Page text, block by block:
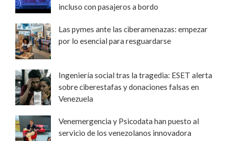
incluso con pasajeros a bordo
Las pymes ante las ciberamenazas: empezar
por lo esencial para resguardarse
Ingeniería social tras la tragedia: ESET alerta
sobre ciberestafas y donaciones falsas en
Venezuela
Venemergencia y Psicodata han puesto al
servicio de los venezolanos innovadora